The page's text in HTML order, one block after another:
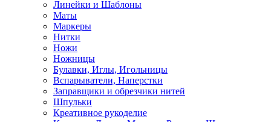
Линейки и Шаблоны
Маты
Маркеры
Нитки
Ножи
Ножницы
Булавки, Иглы, Игольницы
Вспарыватели, Наперстки
Заправщики и обрезчики нитей
Шпульки
Креативное рукоделие